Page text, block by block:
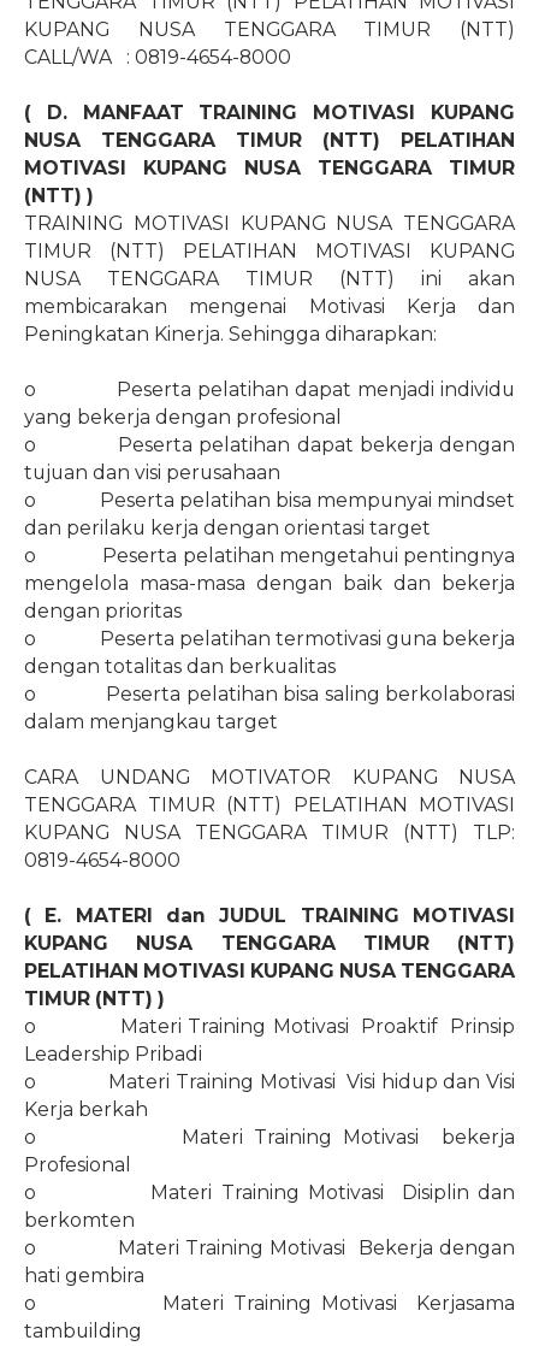
KUPANG NUSA TENGGARA TIMUR (NTT)
CALL/WA
: 0819-4654-8000
( D. MANFAAT TRAINING MOTIVASI KUPANG
NUSA TENGGARA TIMUR (NTT) PELATIHAN
MOTIVASI KUPANG NUSA TENGGARA TIMUR
(NTT) )
TRAINING MOTIVASI KUPANG NUSA TENGGARA
TIMUR (NTT) PELATIHAN MOTIVASI KUPANG
NUSA TENGGARA TIMUR (NTT) ini akan
membicarakan mengenai Motivasi Kerja dan
Peningkatan Kinerja. Sehingga diharapkan:
o
Peserta pelatihan dapat menjadi individu
yang bekerja dengan profesional
o
Peserta pelatihan dapat bekerja dengan
tujuan dan visi perusahaan
o
Peserta pelatihan bisa mempunyai mindset
dan perilaku kerja dengan orientasi target
o
Peserta pelatihan mengetahui pentingnya
mengelola masa-masa dengan baik dan bekerja
dengan prioritas
o
Peserta pelatihan termotivasi guna bekerja
dengan totalitas dan berkualitas
o
Peserta pelatihan bisa saling berkolaborasi
dalam menjangkau target
CARA UNDANG MOTIVATOR KUPANG NUSA
TENGGARA TIMUR (NTT) PELATIHAN MOTIVASI
KUPANG NUSA TENGGARA TIMUR (NTT) TLP:
0819-4654-8000
( E. MATERI dan JUDUL TRAINING MOTIVASI
KUPANG NUSA TENGGARA TIMUR (NTT)
PELATIHAN MOTIVASI KUPANG NUSA TENGGARA
TIMUR (NTT) )
o
Materi Training Motivasi Proaktif
Prinsip
Leadership Pribadi
o
Materi Training Motivasi Visi hidup dan Visi
Kerja berkah
o
Materi Training Motivasi
bekerja
Profesional
o
Materi Training Motivasi
Disiplin dan
berkomten
o
Materi Training Motivasi
Bekerja dengan
hati gembira
o
Materi Training Motivasi
Kerjasama
tambuilding